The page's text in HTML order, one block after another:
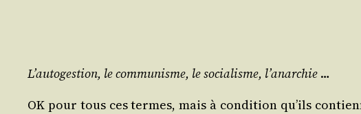
L’au­to­ges­tion, le com­mu­nisme, le socia­lisme, l’a­nar­chie …
OK pour tous ces termes, mais à condi­tion qu’ils